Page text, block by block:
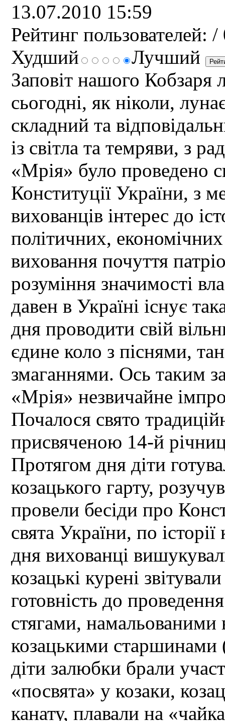
13.07.2010 15:59
Рейтинг пользователей: /
Худший
Лучший
Заповіт нашого Кобзаря
сьогодні, як ніколи,
складний та
із світла та темряви, з
«Мрія» було проведено
Конституції України, з
вихованців інтерес до
політичних,
виховання почуття
розуміння значимості
давен в Україні існує
дня проводити свій
єдине коло з піснями,
змаганнями. Ось таким
«Мрія» незвичайне
Почалося свято
присвяченою 14-й
Протягом дня діти
козацького гарту,
провели бесіди про
свята України, по
дня вихованці
козацькі курені
готовність до
стягами, намальованими
козацькими старшинами
діти залюбки брали
«посвята» у козаки,
канату, плавали на